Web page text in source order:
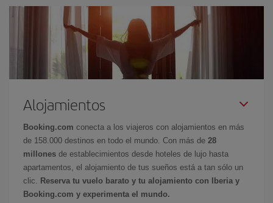
Alojamientos
Booking.com conecta a los viajeros con alojamientos en más
de 158.000 destinos en todo el mundo. Con más de 28
millones de establecimientos desde hoteles de lujo hasta
apartamentos, el alojamiento de tus sueños está a tan sólo un
clic.
Reserva tu vuelo barato y tu alojamiento con Iberia y
Booking.com y experimenta el mundo.